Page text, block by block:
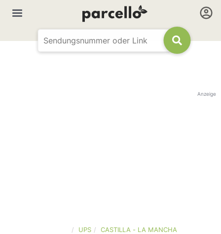
Anzeige
UPS CASTILLA - LA MANCHA